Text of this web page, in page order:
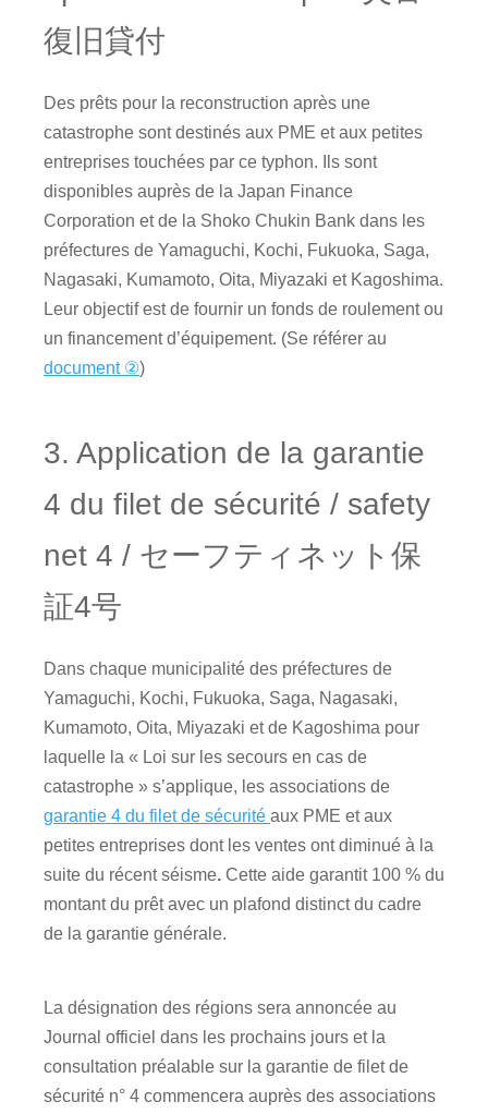
復旧貸付
Des prêts pour la reconstruction après une
catastrophe sont destinés aux PME et aux petites
entreprises touchées par ce typhon. Ils sont
disponibles auprès de la Japan Finance
Corporation et de la Shoko Chukin Bank dans les
préfectures de Yamaguchi, Kochi, Fukuoka, Saga,
Nagasaki, Kumamoto, Oita, Miyazaki et Kagoshima.
Leur objectif est de fournir un fonds de roulement ou
un financement d’équipement. (Se référer au
document ②)
3. Application de la garantie
4 du filet de sécurité / safety
net 4 / セーフティネット保
証4号
Dans chaque municipalité des préfectures de
Yamaguchi, Kochi, Fukuoka, Saga, Nagasaki,
Kumamoto, Oita, Miyazaki et de Kagoshima pour
laquelle la « Loi sur les secours en cas de
catastrophe » s’applique, les associations de
garantie 4 du filet de sécurité aux PME et aux
petites entreprises dont les ventes ont diminué à la
suite du récent séisme. Cette aide garantit 100 % du
montant du prêt avec un plafond distinct du cadre
de la garantie générale.
La désignation des régions sera annoncée au
Journal officiel dans les prochains jours et la
consultation préalable sur la garantie de filet de
sécurité n° 4 commencera auprès des associations